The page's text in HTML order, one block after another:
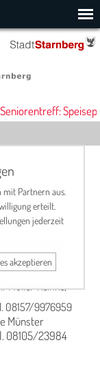
:
Müller-Reinke,
08157/9976959
Münster
08105/23984
mit Partnern aus.
erteilt.
jederzeit
akzeptieren